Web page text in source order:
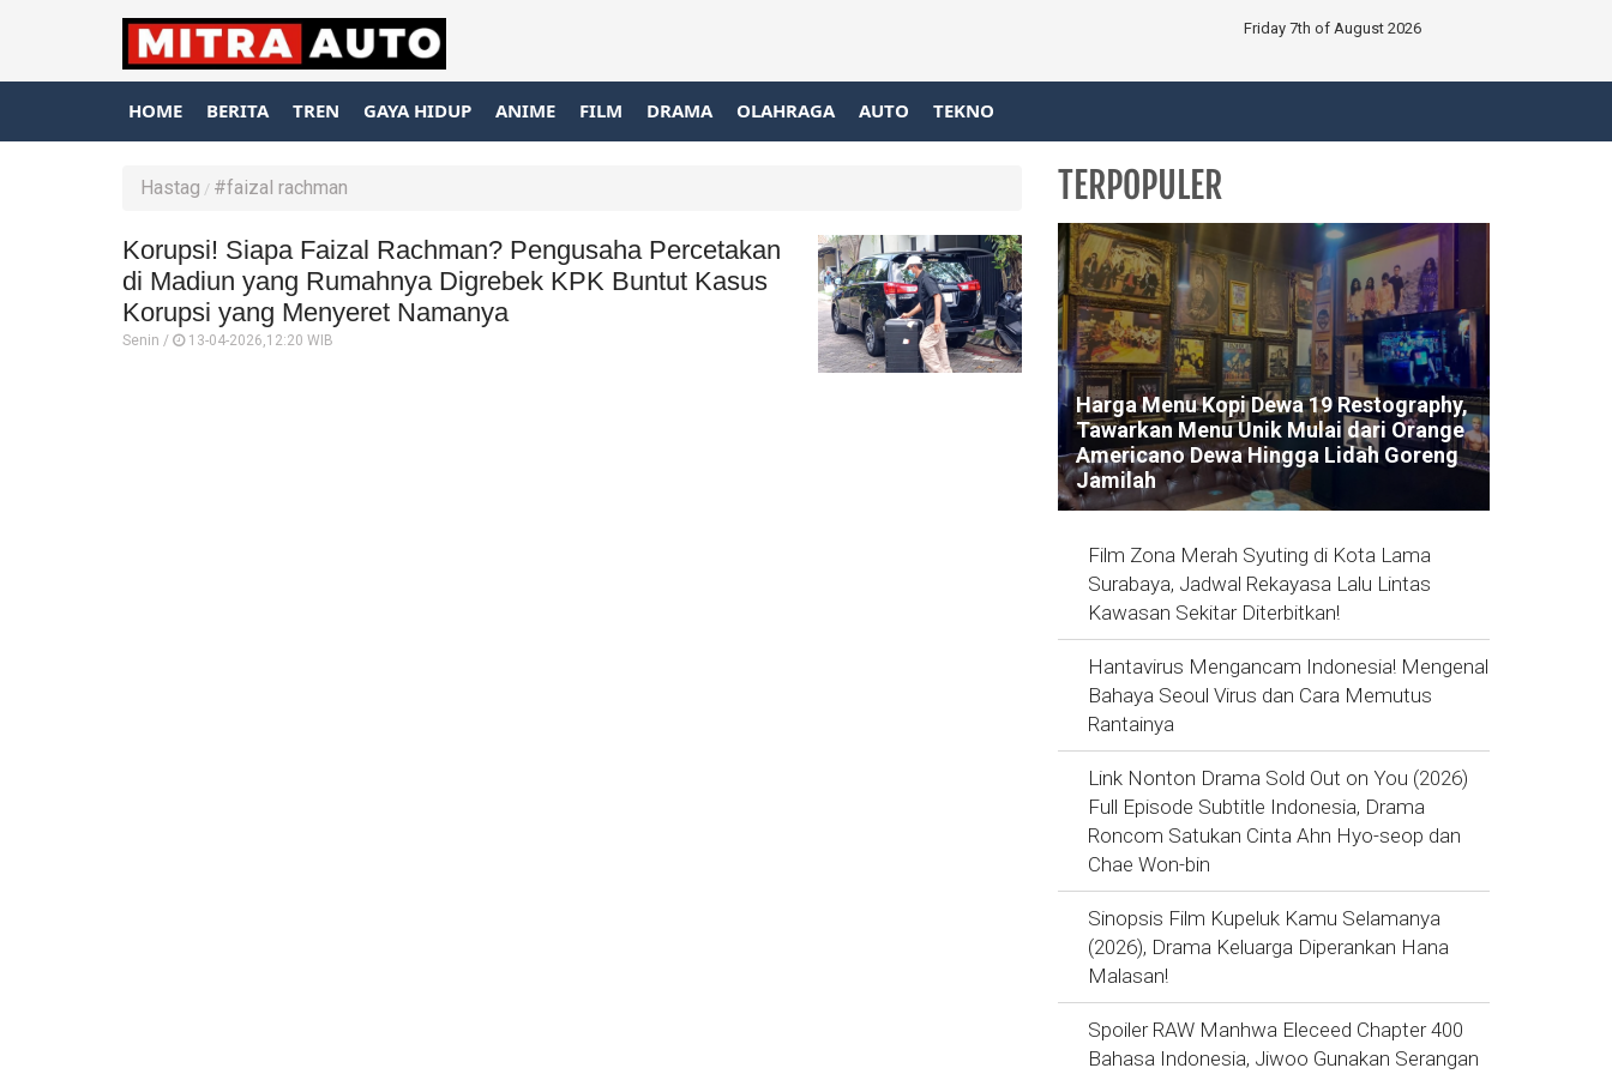
Friday 7th of August 2026
HOME BERITA TREN GAYA HIDUP ANIME FILM DRAMA OLAHRAGA AUTO TEKNO
Hastag #faizal rachman
Korupsi! Siapa Faizal Rachman? Pengusaha Percetakan
di Madiun yang Rumahnya Digrebek KPK Buntut Kasus
Korupsi yang Menyeret Namanya
Senin / 13-04-2026,12:20 WIB
TERPOPULER
Harga Menu Kopi Dewa 19 Restography,
Tawarkan Menu Unik Mulai dari Orange
Americano Dewa Hingga Lidah Goreng
Jamilah
Film Zona Merah Syuting di Kota Lama
Surabaya, Jadwal Rekayasa Lalu Lintas
Kawasan Sekitar Diterbitkan!
Hantavirus Mengancam Indonesia! Mengenal
Bahaya Seoul Virus dan Cara Memutus
Rantainya
Link Nonton Drama Sold Out on You (2026)
Full Episode Subtitle Indonesia, Drama
Roncom Satukan Cinta Ahn Hyo-seop dan
Chae Won-bin
Sinopsis Film Kupeluk Kamu Selamanya
(2026), Drama Keluarga Diperankan Hana
Malasan!
Spoiler RAW Manhwa Eleceed Chapter 400
Bahasa Indonesia, Jiwoo Gunakan Serangan